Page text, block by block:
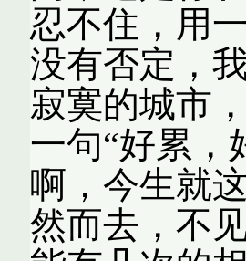
忍不住，用
没有否定，
寂寞的城市
一句“好累，
啊，今生就
然而去，不